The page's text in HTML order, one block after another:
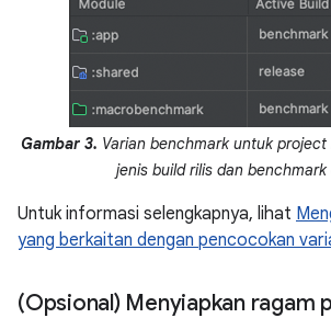
Gambar 3. Varian benchmark untuk
jenis build rilis dan benchmark
Untuk informasi selengkapnya, lihat
yang berkaitan dengan pencocokan
(Opsional) Menyiapkan ragam